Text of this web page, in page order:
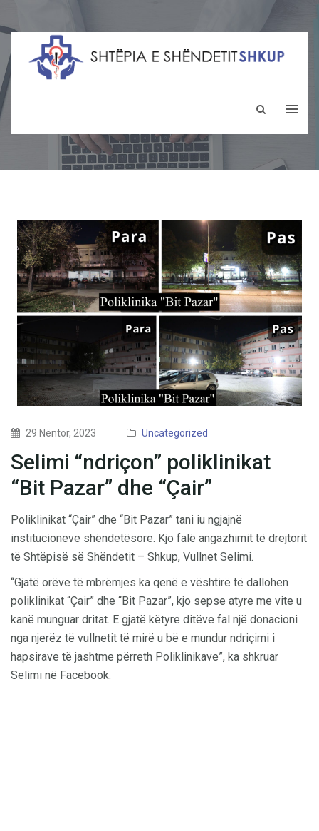
29 Nëntor, 2023 Uncategorized
Selimi “ndriçon” poliklinikat
“Bit Pazar” dhe “Çair”
Poliklinikat “Çair” dhe “Bit Pazar” tani iu ngjajnë
institucioneve shëndetësore. Kjo falë angazhimit të drejtorit
të Shtëpisë së Shëndetit – Shkup, Vullnet Selimi.
“Gjatë orëve të mbrëmjes ka qenë e vështirë të dallohen
poliklinikat “Çair” dhe “Bit Pazar”, kjo sepse atyre me vite u
kanë munguar dritat. E gjatë këtyre ditëve fal një donacioni
nga njerëz të vullnetit të mirë u bë e mundur ndriçimi i
hapsirave të jashtme përreth Poliklinikave”, ka shkruar
Selimi në Facebook.